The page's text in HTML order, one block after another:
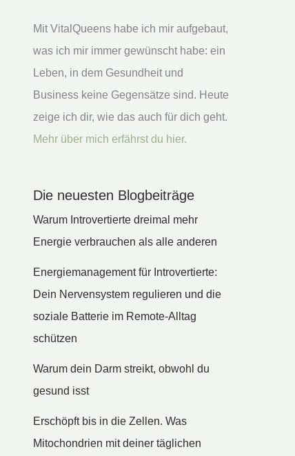
Mit VitalQueens habe ich mir aufgebaut,
was ich mir immer gewünscht habe: ein
Leben, in dem Gesundheit und
Business keine Gegensätze sind. Heute
zeige ich dir, wie das auch für dich geht.
Mehr über mich erfährst du hier.
Die neuesten Blogbeiträge
Warum Introvertierte dreimal mehr
Energie verbrauchen als alle anderen
Energiemanagement für Introvertierte:
Dein Nervensystem regulieren und die
soziale Batterie im Remote-Alltag
schützen
Warum dein Darm streikt, obwohl du
gesund isst
Erschöpft bis in die Zellen. Was
Mitochondrien mit deiner täglichen